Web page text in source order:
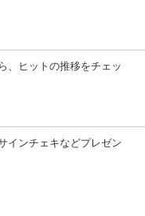
、ヒットの推移をチェッ
インチェキなどプレゼン